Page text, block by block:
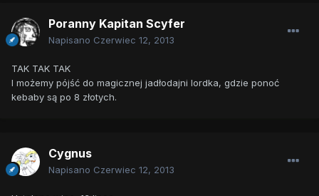
Poranny Kapitan Scyfer
Napisano Czerwiec 12, 2013
TAK TAK TAK
I możemy pójść do magicznej jadłodajni lordka, gdzie ponoć
kebaby są po 8 złotych.
Cygnus
Napisano Czerwiec 12, 2013